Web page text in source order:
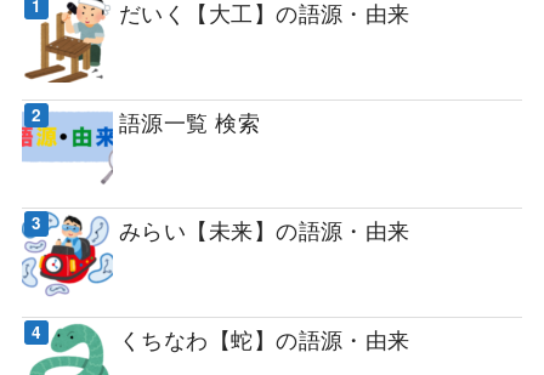
だいく【大工】の語源・由来
語源一覧 検索
みらい【未来】の語源・由来
くちなわ【蛇】の語源・由来